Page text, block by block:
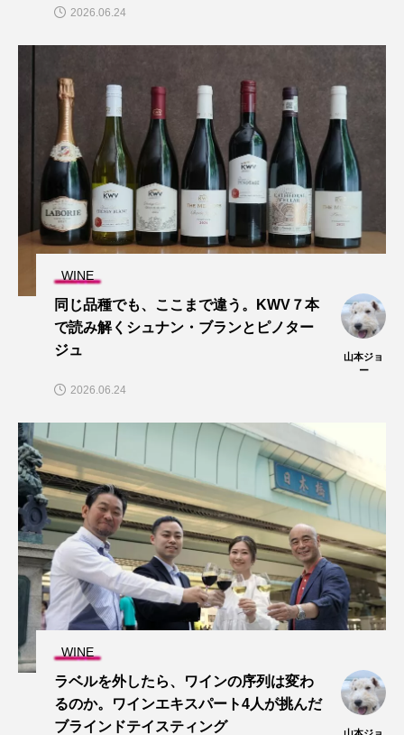
2026.06.24
WINE
同じ品種でも、ここまで違う。KWV７本
で読み解くシュナン・ブランとピノター
ジュ
山本ジョ
ー
2026.06.24
WINE
ラベルを外したら、ワインの序列は変わ
るのか。ワインエキスパート4人が挑んだ
ブラインドテイスティング